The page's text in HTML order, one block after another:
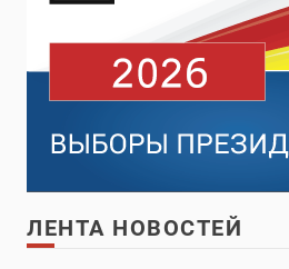
ЛЕНТА НОВОСТЕЙ